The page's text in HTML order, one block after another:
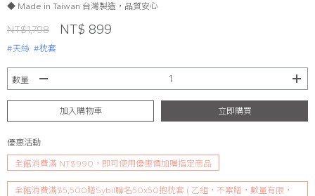
◆ Made in Taiwan 台灣製造，品質安心
NT$1,798 NT$ 899
#天絲 #枕套
數量
加入購物車 立即購買
優惠活動
全館消費滿 NT$990，即可使用優惠價加購指定商品
全館消費滿$5,500贈Sybil聯名50x50抱枕套 ( 乙組，不累贈，數量有限，